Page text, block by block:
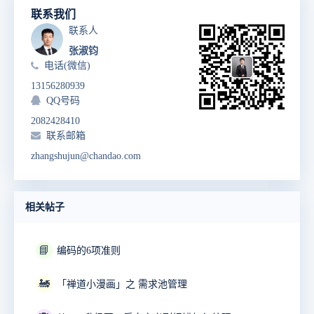
联系我们
联系人
张淑钧
电话(微信)
13156280939
QQ号码
2082428410
联系邮箱
zhangshujun@chandao.com
相关帖子
📘 编码的6项准则
🚂 「禅道小漫画」之 需求池管理